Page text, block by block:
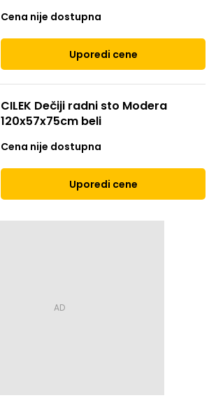
Cena nije dostupna
Uporedi cene
CILEK Dečiji radni sto Modera
120x57x75cm beli
Cena nije dostupna
Uporedi cene